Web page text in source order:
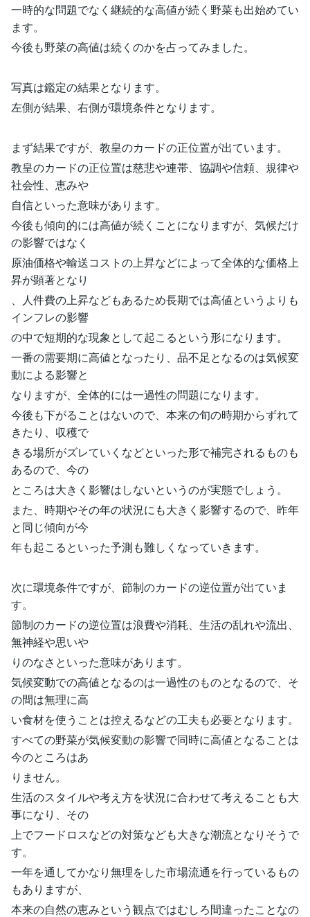
一時的な問題でなく継続的な高値が続く野菜も出始めてい
ます。
今後も野菜の高値は続くのかを占ってみました。
写真は鑑定の結果となります。
左側が結果、右側が環境条件となります。
まず結果ですが、教皇のカードの正位置が出ています。
教皇のカードの正位置は慈悲や連帯、協調や信頼、規律や
社会性、恵みや
自信といった意味があります。
今後も傾向的には高値が続くことになりますが、気候だけ
の影響ではなく
原油価格や輸送コストの上昇などによって全体的な価格上
昇が顕著となり
、人件費の上昇などもあるため長期では高値というよりも
インフレの影響
の中で短期的な現象として起こるという形になります。
一番の需要期に高値となったり、品不足となるのは気候変
動による影響と
なりますが、全体的には一過性の問題になります。
今後も下がることはないので、本来の旬の時期からずれて
きたり、収穫で
きる場所がズレていくなどといった形で補完されるものも
あるので、今の
ところは大きく影響はしないというのが実態でしょう。
また、時期やその年の状況にも大きく影響するので、昨年
と同じ傾向が今
年も起こるといった予測も難しくなっていきます。
次に環境条件ですが、節制のカードの逆位置が出ていま
す。
節制のカードの逆位置は浪費や消耗、生活の乱れや流出、
無神経や思いや
りのなさといった意味があります。
気候変動での高値となるのは一過性のものとなるので、そ
の間は無理に高
い食材を使うことは控えるなどの工夫も必要となります。
すべての野菜が気候変動の影響で同時に高値となることは
今のところはあ
りません。
生活のスタイルや考え方を状況に合わせて考えることも大
事になり、その
上でフードロスなどの対策なども大きな潮流となりそうで
す。
一年を通してかなり無理をした市場流通を行っているもの
もありますが、
本来の自然の恵みという観点ではむしろ間違ったことなの